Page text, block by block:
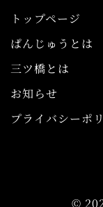
トップページ
ぱんじゅうとは
三ツ橋とは
お知らせ
プライバシーポ
©